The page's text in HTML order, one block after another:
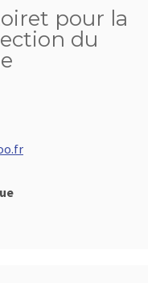
pour la
du